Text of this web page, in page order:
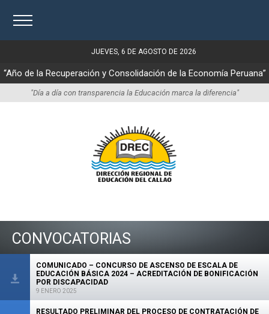
JUEVES, 6 DE AGOSTO DE 2026
“Año de la Recuperación y Consolidación de la Economía Peruana”
"Día a día con transparencia la Educación marca la diferencia"
CONVOCATORIAS
COMUNICADO – CONCURSO DE ASCENSO DE ESCALA DE
EDUCACIÓN BÁSICA 2024 – ACREDITACIÓN DE BONIFICACIÓN
POR DISCAPACIDAD
9 ENERO 2025
RESULTADO PRELIMINAR DEL PROCESO DE CONTRATACIÓN DE